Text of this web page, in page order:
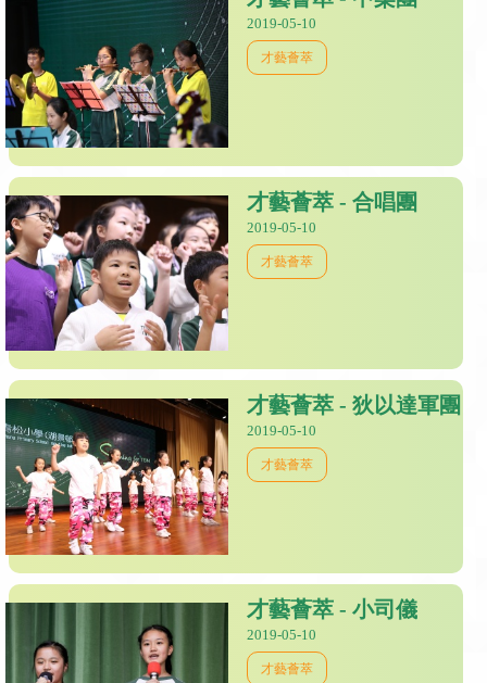
2019-05-10
才藝薈萃
才藝薈萃 - 合唱團
2019-05-10
才藝薈萃
才藝薈萃 - 狄以達軍團
2019-05-10
才藝薈萃
才藝薈萃 - 小司儀
2019-05-10
才藝薈萃